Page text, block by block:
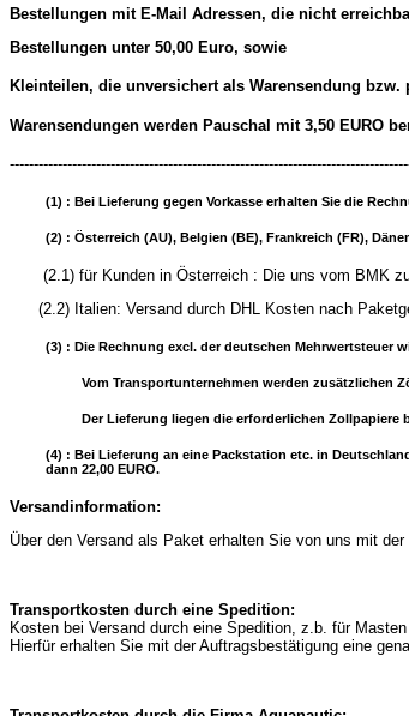
Bestellungen mit E-Mail Adressen, die nicht
Bestellungen unter 50,00 Euro, sowie
Kleinteilen, die unversichert als Warensendung bzw.
Warensendungen werden Pauschal mit 3,50 EURO
(1) : Bei Lieferung gegen Vorkasse erhalten Sie die
(2) : Österreich (AU), Belgien (BE), Frankreich (FR),
(2.1) für Kunden in Österreich : Die uns vom
(2.2) Italien: Versand durch DHL Kosten nach
(3) : Die Rechnung excl. der deutschen Mehrwertsteuer
Vom Transportunternehmen werden zusätzlichen
Der Lieferung liegen die erforderlichen
(4) : Bei Lieferung an eine Packstation etc. in
dann 22,00 EURO.
Versandinformation:
Über den Versand als Paket erhalten Sie von uns mit
Transportkosten durch eine Spedition:
Kosten bei Versand durch eine Spedition, z.b. für
Hierfür erhalten Sie mit der Auftragsbestätigung eine